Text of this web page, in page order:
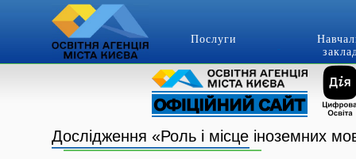
Послуги
Дослідження «Роль і місце іноземних